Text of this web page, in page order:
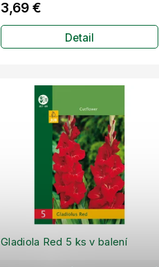
3,69 €
Detail
Gladiola Red 5 ks v balení